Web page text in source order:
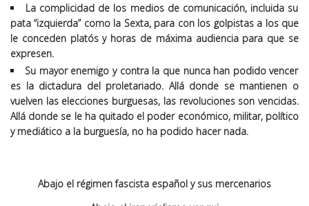
La complicidad de los medios de comunicación, incluida su
pata “izquierda” como la Sexta, para con los golpistas a los que
le conceden platós y horas de máxima audiencia para que se
expresen.
Su mayor enemigo y contra la que nunca han podido vencer
es la dictadura del proletariado. Allá donde se mantienen o
vuelven las elecciones burguesas, las revoluciones son vencidas.
Allá donde se le ha quitado el poder económico, militar, político
y mediático a la burguesía, no ha podido hacer nada.
Abajo el régimen fascista español y sus mercenarios